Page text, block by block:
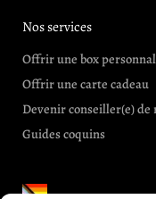
Nos services
Offrir une box
Offrir une carte cadeau
Devenir conseiller(e) de
Guides coquins